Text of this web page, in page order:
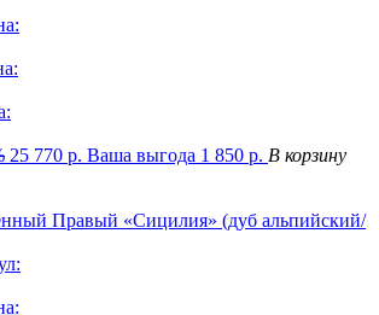
25 770 р. Ваша выгода 1 850 р. В корзину
Правый «Сицилия» (дуб альпийский/